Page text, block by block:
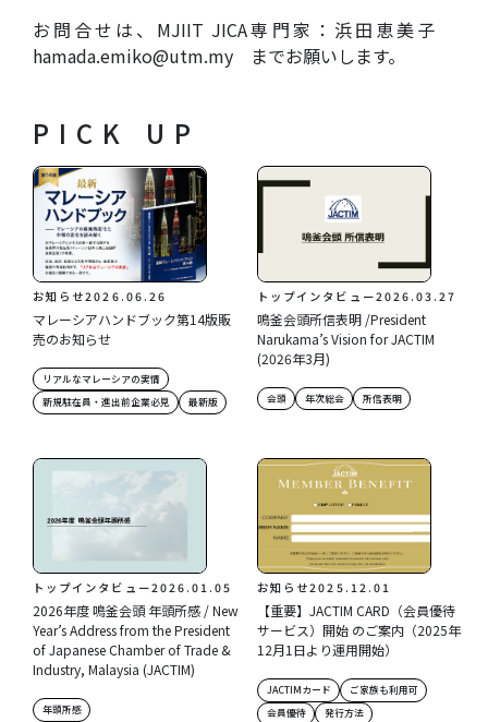
お問合せは、MJIIT JICA専門家：浜田恵美子
hamada.emiko@utm.my までお願いします。
PICK UP
お知らせ2026.06.26
マレーシアハンドブック第14版販
売のお知らせ
リアルなマレーシアの実情
新規駐在員・進出前企業必見
最新版
トップインタビュー2026.03.27
鳴釜会頭所信表明 /President
Narukama’s Vision for JACTIM
(2026年3月)
会頭 年次総会 所信表明
トップインタビュー2026.01.05
2026年度 鳴釜会頭 年頭所感 / New
Year’s Address from the President
of Japanese Chamber of Trade &
Industry, Malaysia (JACTIM)
年頭所感
お知らせ2025.12.01
【重要】JACTIM CARD（会員優待
サービス）開始 のご案内（2025年
12月1日より運用開始）
JACTIMカード
ご家族も利用可
会員優待
発行方法